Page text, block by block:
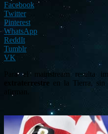
Facebook
Twitter
Pinterest
WhatsApp
ReddIt
Tumblr
VK
Para el mainstream resulta
extraterrestre en la Tierra, sin
afirman.